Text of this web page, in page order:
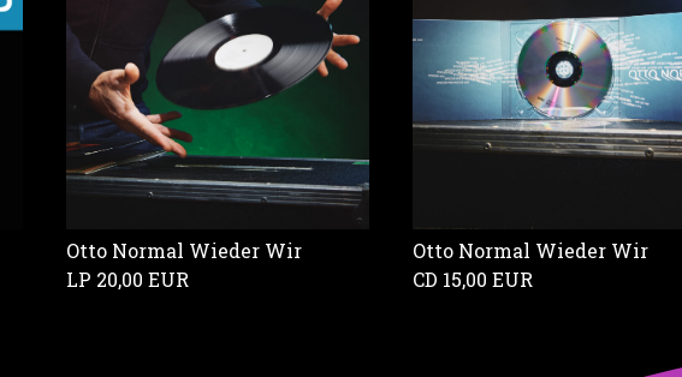
Otto Normal Wieder Wir
LP 20,00 EUR
Otto Normal Wieder Wir
CD 15,00 EUR